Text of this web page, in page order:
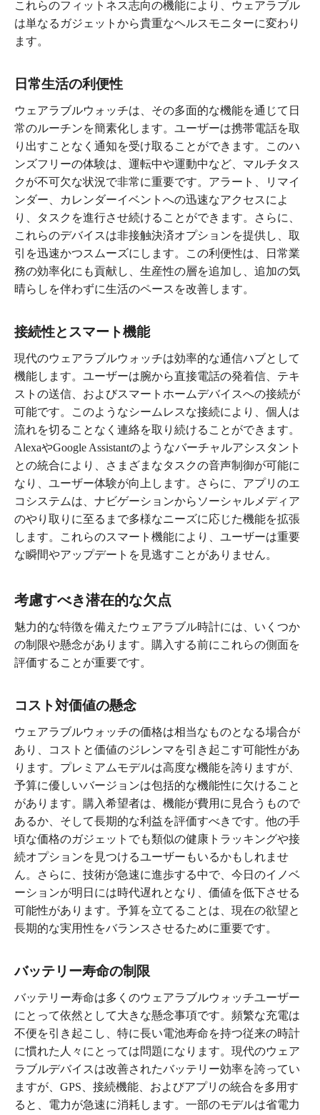
これらのフィットネス志向の機能により、ウェアラブル
は単なるガジェットから貴重なヘルスモニターに変わり
ます。
日常生活の利便性
ウェアラブルウォッチは、その多面的な機能を通じて日
常のルーチンを簡素化します。ユーザーは携帯電話を取
り出すことなく通知を受け取ることができます。このハ
ンズフリーの体験は、運転中や運動中など、マルチタス
クが不可欠な状況で非常に重要です。アラート、リマイ
ンダー、カレンダーイベントへの迅速なアクセスによ
り、タスクを進行させ続けることができます。さらに、
これらのデバイスは非接触決済オプションを提供し、取
引を迅速かつスムーズにします。この利便性は、日常業
務の効率化にも貢献し、生産性の層を追加し、追加の気
晴らしを伴わずに生活のペースを改善します。
接続性とスマート機能
現代のウェアラブルウォッチは効率的な通信ハブとして
機能します。ユーザーは腕から直接電話の発着信、テキ
ストの送信、およびスマートホームデバイスへの接続が
可能です。このようなシームレスな接続により、個人は
流れを切ることなく連絡を取り続けることができます。
AlexaやGoogle Assistantのようなバーチャルアシスタント
との統合により、さまざまなタスクの音声制御が可能に
なり、ユーザー体験が向上します。さらに、アプリのエ
コシステムは、ナビゲーションからソーシャルメディア
のやり取りに至るまで多様なニーズに応じた機能を拡張
します。これらのスマート機能により、ユーザーは重要
な瞬間やアップデートを見逃すことがありません。
考慮すべき潜在的な欠点
魅力的な特徴を備えたウェアラブル時計には、いくつか
の制限や懸念があります。購入する前にこれらの側面を
評価することが重要です。
コスト対価値の懸念
ウェアラブルウォッチの価格は相当なものとなる場合が
あり、コストと価値のジレンマを引き起こす可能性があ
ります。プレミアムモデルは高度な機能を誇りますが、
予算に優しいバージョンは包括的な機能性に欠けること
があります。購入希望者は、機能が費用に見合うもので
あるか、そして長期的な利益を評価すべきです。他の手
頃な価格のガジェットでも類似の健康トラッキングや接
続オプションを見つけるユーザーもいるかもしれませ
ん。さらに、技術が急速に進歩する中で、今日のイノベ
ーションが明日には時代遅れとなり、価値を低下させる
可能性があります。予算を立てることは、現在の欲望と
長期的な実用性をバランスさせるために重要です。
バッテリー寿命の制限
バッテリー寿命は多くのウェアラブルウォッチユーザー
にとって依然として大きな懸念事項です。頻繁な充電は
不便を引き起こし、特に長い電池寿命を持つ従来の時計
に慣れた人々にとっては問題になります。現代のウェア
ラブルデバイスは改善されたバッテリー効率を誇ってい
ますが、GPS、接続機能、およびアプリの統合を多用す
ると、電力が急速に消耗します。一部のモデルは省電力